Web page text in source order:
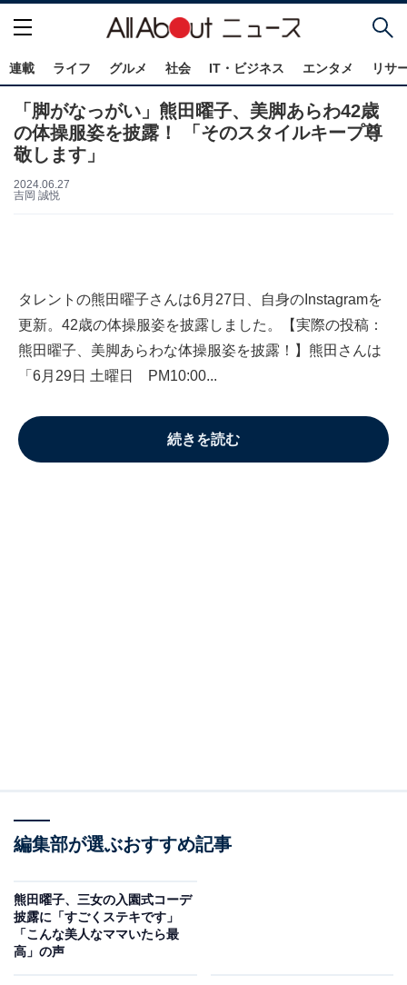
連載 ライフ グルメ 社会 IT・ビジネス エンタメ リサ
「脚がなっがい」熊田曜子、美脚あらわ42歳
の体操服姿を披露！ 「そのスタイルキープ尊
敬します」
2024.06.27
吉岡 誠悦
タレントの熊田曜子さんは6月27日、自身のInstagramを
更新。42歳の体操服姿を披露しました。【実際の投稿：
熊田曜子、美脚あらわな体操服姿を披露！】熊田さんは
「6月29日 土曜日 PM10:00...
続きを読む
編集部が選ぶおすすめ記事
熊田曜子、三女の入園式コーデ
披露に「すごくステキです」
「こんな美人なママいたら最
高」の声